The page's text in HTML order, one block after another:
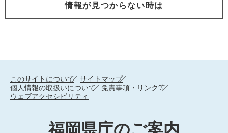
情報が見つからない時は
このサイトについて
サイトマップ
個人情報の取扱いについて
免責事項・リンク等
ウェブアクセシビリティ
福岡県庁のご案内